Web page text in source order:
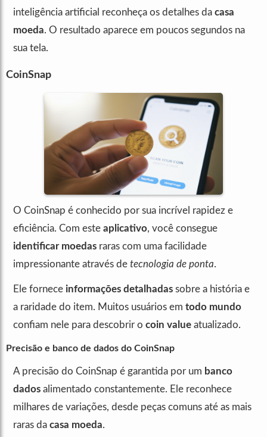
inteligência artificial reconheça os detalhes da casa
moeda. O resultado aparece em poucos segundos na
sua tela.
CoinSnap
O CoinSnap é conhecido por sua incrível rapidez e
eficiência. Com este aplicativo, você consegue
identificar moedas raras com uma facilidade
impressionante através de tecnologia de ponta.
Ele fornece informações detalhadas sobre a história e
a raridade do item. Muitos usuários em todo mundo
confiam nele para descobrir o coin value atualizado.
Precisão e banco de dados do CoinSnap
A precisão do CoinSnap é garantida por um banco
dados alimentado constantemente. Ele reconhece
milhares de variações, desde peças comuns até as mais
raras da casa moeda.